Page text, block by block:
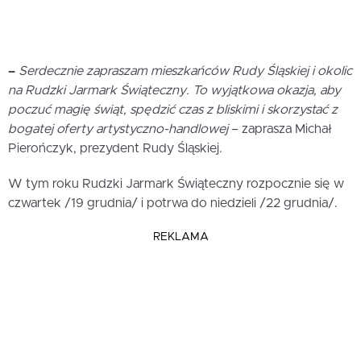
– Serdecznie zapraszam mieszkańców Rudy Śląskiej i okolic
na Rudzki Jarmark Świąteczny. To wyjątkowa okazja, aby
poczuć magię świąt, spędzić czas z bliskimi i skorzystać z
bogatej oferty artystyczno-handlowej– zaprasza Michał
Pierończyk, prezydent Rudy Śląskiej.
W tym roku Rudzki Jarmark Świąteczny rozpocznie się w
czwartek /19 grudnia/ i potrwa do niedzieli /22 grudnia/.
REKLAMA